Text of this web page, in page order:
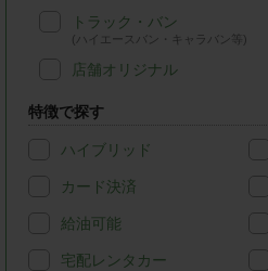
トラック・バン
(ハイエースバン・キャラバン等)
店舗オリジナル
特徴で探す
ハイブリッド
カード決済
給油可能
宅配レンタカー